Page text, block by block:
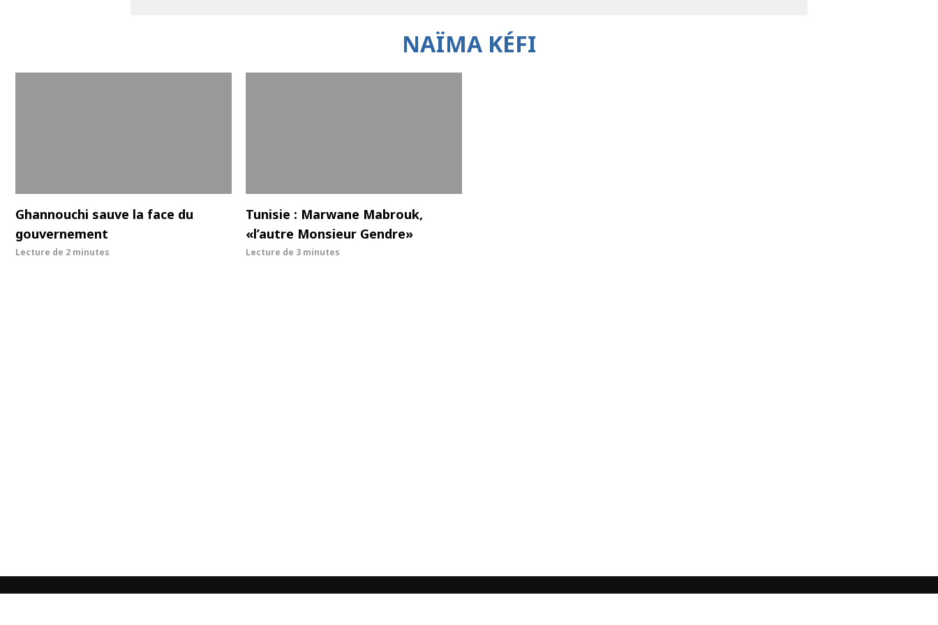
NAÏMA KÉFI
Ghannouchi sauve la face du
gouvernement
Lecture de 2 minutes
Tunisie : Marwane Mabrouk,
«l’autre Monsieur Gendre»
Lecture de 3 minutes